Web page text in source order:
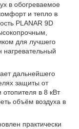
в обогреваемое
и тепло в
PLANAR 9D
для лучшего
дальнейшего
защиты от
в 8 кВт
объём воздуха в
практически